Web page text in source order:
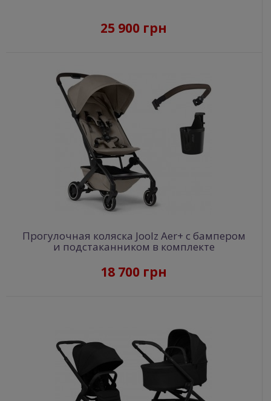
25 900 грн
Прогулочная коляска Joolz Aer+ с бампером
и подстаканником в комплекте
18 700 грн